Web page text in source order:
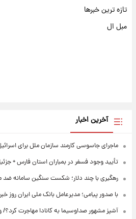
تازه ترین خبرها
مبل ال
آخرین اخبار
ماجرای جاسوسی کارمند سازمان ملل برای
تأیید وجود فسفر در بمباران استان فارس +
رهگیری با چند دلار؛ شکست سنگین سامانه
با صدور پیامی؛ مدیرعامل بانک ملی ایران روز
آشپز مشهور صداوسیما به کانادا مهاجرت کرد؟/